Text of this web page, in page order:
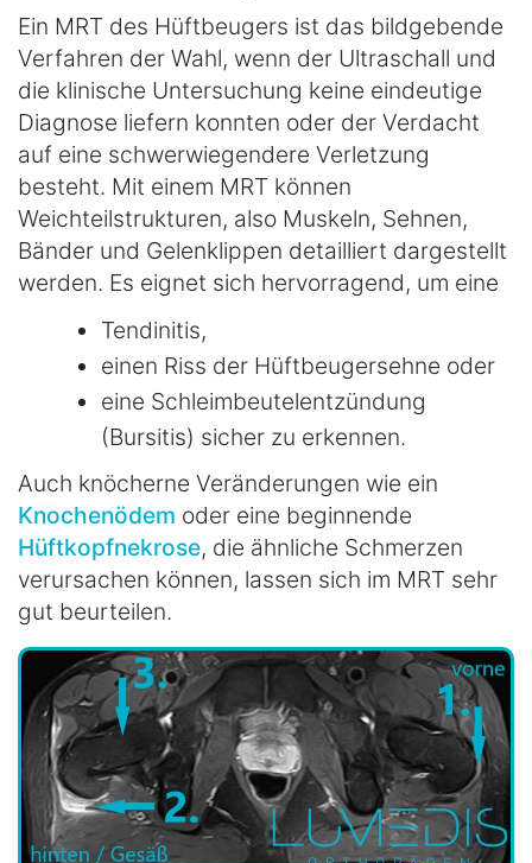
Ein MRT des Hüftbeugers ist das bildgebende
Verfahren der Wahl, wenn der Ultraschall und
die klinische Untersuchung keine eindeutige
Diagnose liefern konnten oder der Verdacht
auf eine schwerwiegendere Verletzung
besteht. Mit einem MRT können
Weichteilstrukturen, also Muskeln, Sehnen,
Bänder und Gelenklippen detailliert dargestellt
werden. Es eignet sich hervorragend, um eine
Tendinitis,
einen Riss der Hüftbeugersehne oder
eine Schleimbeutelentzündung
(Bursitis) sicher zu erkennen.
Auch knöcherne Veränderungen wie ein
Knochenödem oder eine beginnende
Hüftkopfnekrose, die ähnliche Schmerzen
verursachen können, lassen sich im MRT sehr
gut beurteilen.